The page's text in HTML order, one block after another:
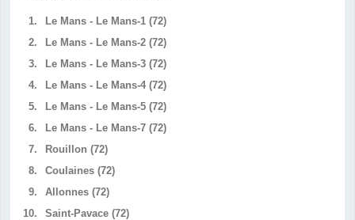
1.
Le Mans - Le Mans-1 (72)
2.
Le Mans - Le Mans-2 (72)
3.
Le Mans - Le Mans-3 (72)
4.
Le Mans - Le Mans-4 (72)
5.
Le Mans - Le Mans-5 (72)
6.
Le Mans - Le Mans-7 (72)
7.
Rouillon (72)
8.
Coulaines (72)
9.
Allonnes (72)
10.
Saint-Pavace (72)